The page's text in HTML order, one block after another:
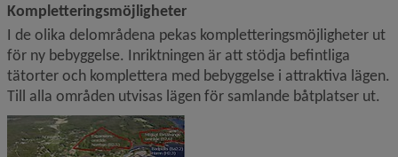
Kompletteringsmöjligheter
I de olika delområdena pekas kompletteringsmöjligheter ut
för ny bebyggelse. Inriktningen är att stödja befintliga
tätorter och komplettera med bebyggelse i attraktiva lägen.
Till alla områden utvisas lägen för samlande båtplatser ut.
Förstora bilden